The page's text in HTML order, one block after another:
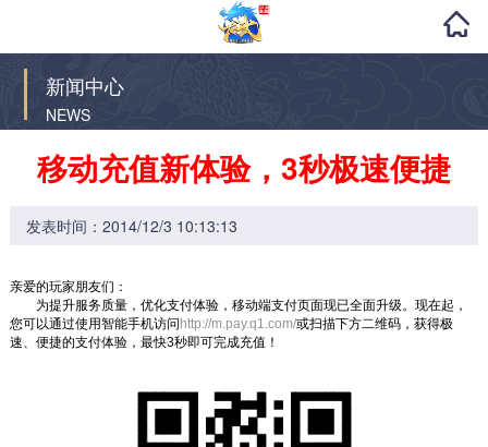
新闻中心
NEWS
移动充值新体验，3秒极速便捷
发表时间：2014/12/3 10:13:13
亲爱的玩家朋友们：
为提升服务质量，优化支付体验，移动端支付页面现已全面升级。现在起，
您可以通过使用智能手机访问 http://m.pay.q1.com/或扫描下方二维码，获得极
速、便捷的支付体验，最快3秒即可完成充值！